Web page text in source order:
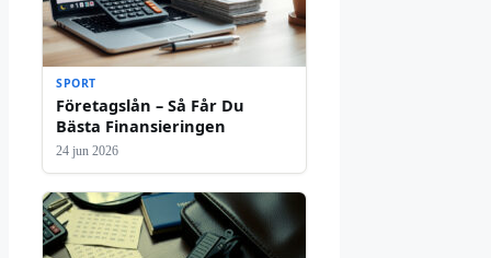
SPORT
Företagslån – Så Får Du
Bästa Finansieringen
24 jun 2026